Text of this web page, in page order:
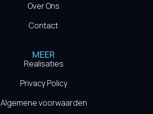
Over Ons
Contact
MEER
Realisaties
Privacy Policy
Algemene voorwaarden